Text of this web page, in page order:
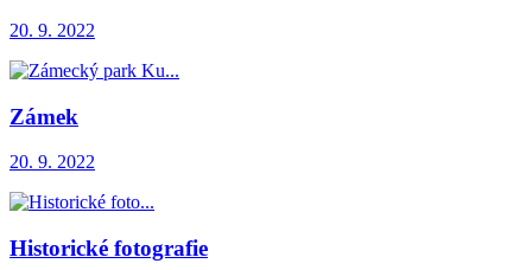
20. 9. 2022
Zámek
20. 9. 2022
Historické fotografie